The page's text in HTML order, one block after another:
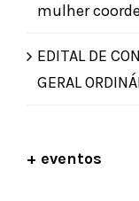
mulher
EDITAL DE
GERAL
+ eventos